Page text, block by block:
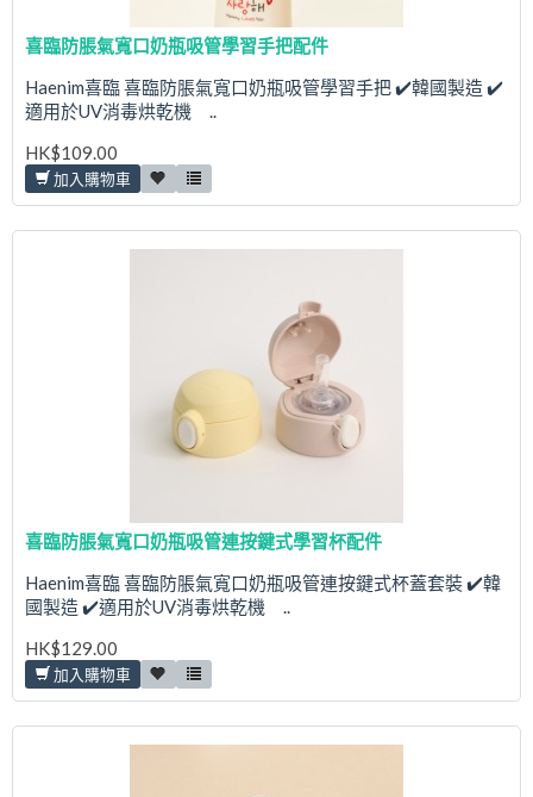
喜臨防脹氣寬口奶瓶吸管學習手把配件
Haenim喜臨 喜臨防脹氣寬口奶瓶吸管學習手把 ✔️韓國製造 ✔️
適用於UV消毒烘乾機 ..
HK$109.00
加入購物車
喜臨防脹氣寬口奶瓶吸管連按鍵式學習杯配件
Haenim喜臨 喜臨防脹氣寬口奶瓶吸管連按鍵式杯蓋套裝 ✔️韓
國製造 ✔️適用於UV消毒烘乾機 ..
HK$129.00
加入購物車